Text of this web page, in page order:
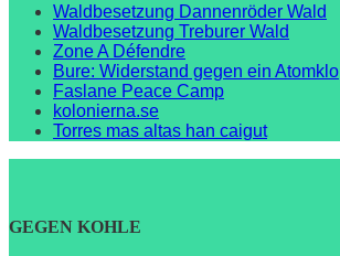
Waldbesetzung Dannenröder Wald
Waldbesetzung Treburer Wald
Zone A Défendre
Bure: Widerstand gegen ein Atomklo
Faslane Peace Camp
kolonierna.se
Torres mas altas han caigut
GEGEN KOHLE